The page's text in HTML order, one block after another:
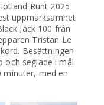
Runt 2025
uppmärksamhet
Jack 100 från
Tristan Le
Besättningen
och seglade i mål
minuter, med en